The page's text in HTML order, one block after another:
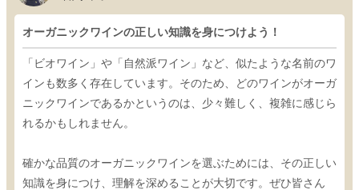
オーガニックワインの正しい知識を身につけよう！
「ビオワイン」や「自然派ワイン」など、似たような名前のワ
インも数多く存在しています。そのため、どのワインがオーガ
ニックワインであるかというのは、少々難しく、複雑に感じら
れるかもしれません。
確かな品質のオーガニックワインを選ぶためには、その正しい
知識を身につけ、理解を深めることが大切です。ぜひ皆さん